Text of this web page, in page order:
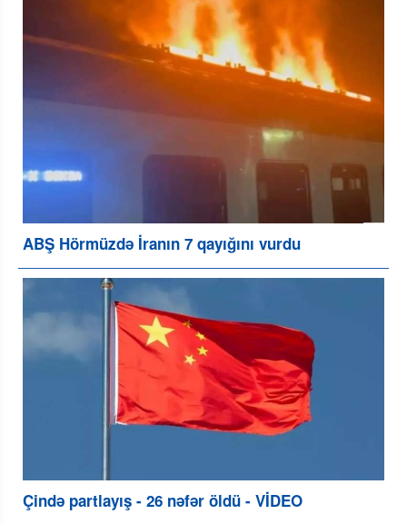
ABŞ Hörmüzdə İranın 7 qayığını vurdu
Çində partlayış - 26 nəfər öldü - VİDEO